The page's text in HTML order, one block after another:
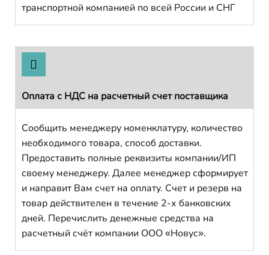
транспортной компанией по всей России и СНГ
Оплата с НДС на расчетный счет поставщика
Сообщить менеджеру номенклатуру, количество
необходимого товара, способ доставки.
Предоставить полные реквизиты компании/ИП
своему менеджеру. Далее менеджер сформирует
и направит Вам счет на оплату. Счет и резерв на
товар действителен в течение 2-х банковских
дней. Перечислить денежные средства на
расчетный счёт компании ООО «Новус».